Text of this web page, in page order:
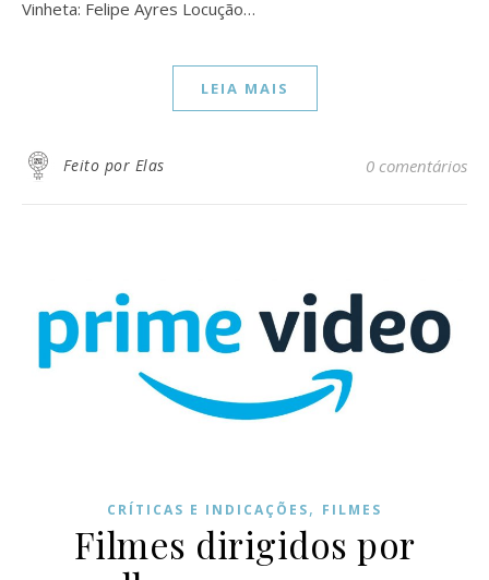
Vinheta: Felipe Ayres Locução…
LEIA MAIS
Feito por Elas 0 comentários
CRÍTICAS E INDICAÇÕES, FILMES
Filmes dirigidos por